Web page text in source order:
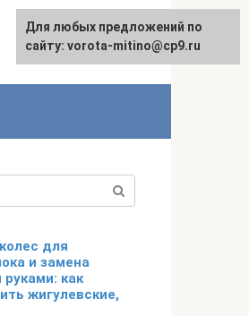
для
и замена
руками: как
жигулевские,
Для любых предложений по
сайту: vorota-mitino@cp9.ru